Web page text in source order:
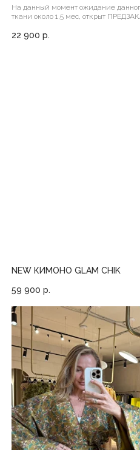
На данный момент ожидание
ткани около 1,5 мес, открыт
22 900 р.
NEW КИМОНО GLAM CHIK
59 900 р.